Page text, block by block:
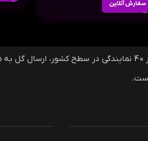
سفارش آنلاین
گل فروشی آنلاین گلمون، وب سایت سفارش آنلاین گل و گیاه در ایران و خارج از ایران است که با دارا